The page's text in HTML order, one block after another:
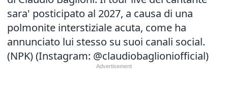
sara' posticipato al 2027, a causa di una
polmonite interstiziale acuta, come ha
annunciato lui stesso su suoi canali social.
(NPK) (Instagram: @claudiobaglioniofficial)